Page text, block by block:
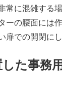
に混雑する場
ーの腰面には
扉での開閉にし
た事務